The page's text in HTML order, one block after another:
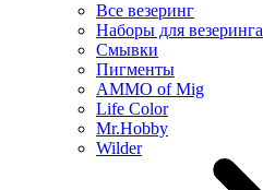
Все везеринг
Наборы для везеринга
Смывки
Пигменты
AMMO of Mig
Life Color
Mr.Hobby
Wilder